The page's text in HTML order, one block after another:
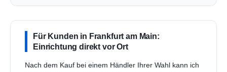
Für Kunden in Frankfurt am Main:
Einrichtung direkt vor Ort
Nach dem Kauf bei einem Händler Ihrer Wahl kann ich